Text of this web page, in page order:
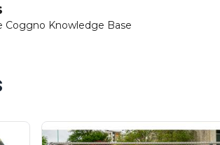
Coggno Knowledge Base